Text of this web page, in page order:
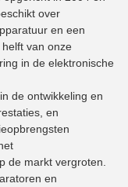
over
en een
van onze
in de elektronische
de ontwikkeling en
en
de markt vergroten.
en